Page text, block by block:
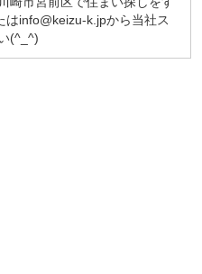
info@keizu-k.jpから当社ス
(^_^)